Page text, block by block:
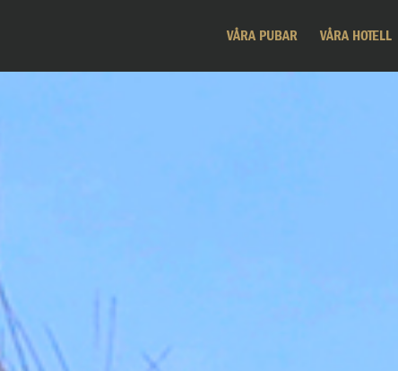
VÅRA PUBAR VÅRA HOTELL